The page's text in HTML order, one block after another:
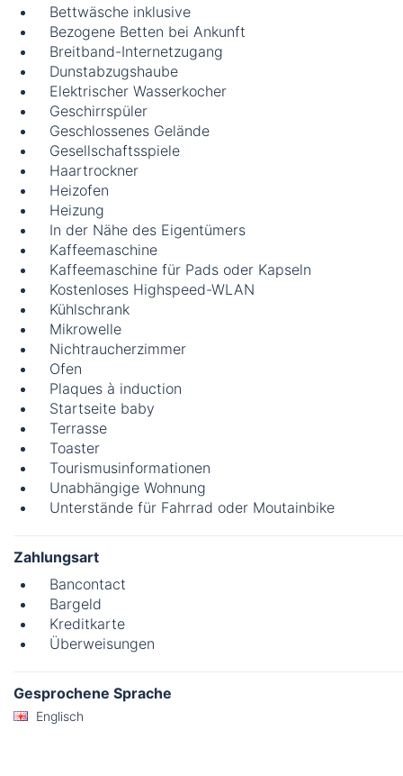
Bettwäsche inklusive
Bezogene Betten bei Ankunft
Breitband-Internetzugang
Dunstabzugshaube
Elektrischer Wasserkocher
Geschirrspüler
Geschlossenes Gelände
Gesellschaftsspiele
Haartrockner
Heizofen
Heizung
In der Nähe des Eigentümers
Kaffeemaschine
Kaffeemaschine für Pads oder Kapseln
Kostenloses Highspeed-WLAN
Kühlschrank
Mikrowelle
Nichtraucherzimmer
Ofen
Plaques à induction
Startseite baby
Terrasse
Toaster
Tourismusinformationen
Unabhängige Wohnung
Unterstände für Fahrrad oder Moutainbike
Zahlungsart
Bancontact
Bargeld
Kreditkarte
Überweisungen
Gesprochene Sprache
Englisch